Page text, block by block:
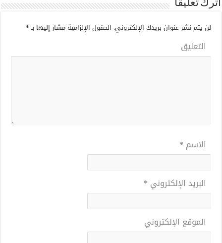
اترك تعليقاً
لن يتم نشر عنوان بريدك الإلكتروني. الحقول الإلزامية مشار إليها بـ*
التعليق
الاسم *
البريد الإلكتروني *
الموقع الإلكتروني